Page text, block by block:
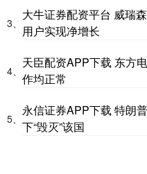
3、
大牛证券配资平台 威瑞
用户实现净增长
4、
天臣配资APP下载 东方
作均正常
5、
永信证券APP下载 特朗
下“毁灭”该国